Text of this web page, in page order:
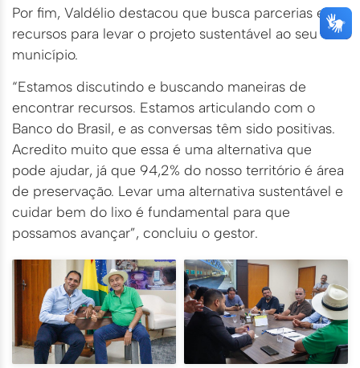
Por fim, Valdélio destacou que busca parcerias e
recursos para levar o projeto sustentável ao seu
município.
“Estamos discutindo e buscando maneiras de
encontrar recursos. Estamos articulando com o
Banco do Brasil, e as conversas têm sido positivas.
Acredito muito que essa é uma alternativa que
pode ajudar, já que 94,2% do nosso território é área
de preservação. Levar uma alternativa sustentável e
cuidar bem do lixo é fundamental para que
possamos avançar”, concluiu o gestor.